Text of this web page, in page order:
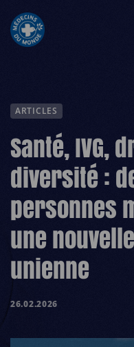
ARTICLES
Santé, IVG,
diversité :
personnes
une
unienne
26.02.2026